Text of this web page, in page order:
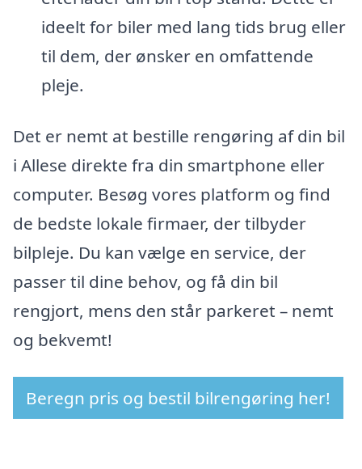
ideelt for biler med lang tids brug eller
til dem, der ønsker en omfattende
pleje.
Det er nemt at bestille rengøring af din bil
i Allese direkte fra din smartphone eller
computer. Besøg vores platform og find
de bedste lokale firmaer, der tilbyder
bilpleje. Du kan vælge en service, der
passer til dine behov, og få din bil
rengjort, mens den står parkeret – nemt
og bekvemt!
Beregn pris og bestil bilrengøring her!